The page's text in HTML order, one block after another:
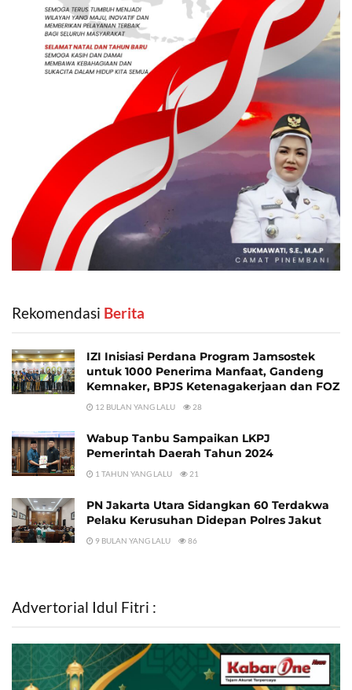
Rekomendasi ‎ Berita
IZI Inisiasi Perdana Program Jamsostek
untuk 1000 Penerima Manfaat, Gandeng
Kemnaker, BPJS Ketenagakerjaan dan FOZ
12 BULAN YANG LALU 28
Wabup Tanbu Sampaikan LKPJ
Pemerintah Daerah Tahun 2024
1 TAHUN YANG LALU 21
PN Jakarta Utara Sidangkan 60 Terdakwa
Pelaku Kerusuhan Didepan Polres Jakut
9 BULAN YANG LALU 86
Advertorial Idul Fitri :